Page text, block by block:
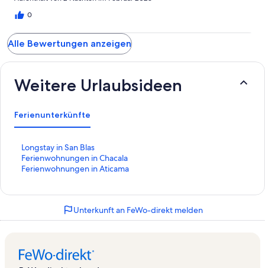
0
Alle Bewertungen anzeigen
Weitere Urlaubsideen
Ferienunterkünfte
Longstay in San Blas
L
i
n
r
e
Ferienwohnungen in Chacala
L
i
e
i
Ferienwohnungen in Aticama
L
d
d
Unterkunft an FeWo-direkt melden